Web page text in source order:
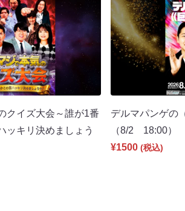
クイズ大会～誰が1番
ッキリ決めましょう
デルマパンゲの
（8/2 18:00）
¥1500 (税込)